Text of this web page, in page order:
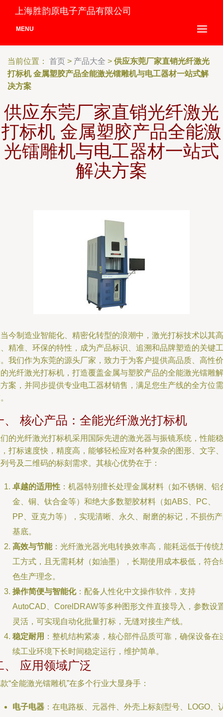
上海胜韵原电子产品有限公司
MENU
当前位置： 首页 > 产品大全 > 供应东莞厂家直销光纤激光
打标机 金属塑胶产品全能激光镭雕机与电工器材一站式解
决方案
供应东莞厂家直销光纤激光
打标机 金属塑胶产品全能激
光镭雕机与电工器材一站式
解决方案
今制造业智能化、精密化转型的浪潮中，激光打标技术以其高
精准、环保的特性，成为产品标识、追溯和品牌塑造的关键工
我们作为东莞的源头厂家，致力于为客户提供高品质、高性价
光纤激光打标机，打造覆盖金属与塑胶产品的全能激光镭雕解
案，并同步提供专业电工器材销售，满足您生产线的全方位需
、 核心产品：全能光纤激光打标机
的光纤激光打标机采用国际先进的激光器与振镜系统，性能稳
打标速度快，精度高，能够轻松应对各种复杂的图形、文字、
号及二维码的标刻需求。其核心优势在于：
卓越的适用性 ：机器特别擅长处理金属材料（如不锈钢、铝
金、铜、钛合金等）和绝大多数塑胶材料（如ABS、PC、
PP、亚克力等），实现清晰、永久、耐磨的标记，不损伤
基底。
高效与节能：光纤激光器光电转换效率高，能耗远低于传统
工方式，且无需耗材（如油墨），长期使用成本极低，符合
色生产理念。
操作简便与智能化：配备人性化中文操作软件，支持
AutoCAD、CorelDRAW等多种图形文件直接导入，参数设
灵活，可实现自动化批量打标，无缝对接生产线。
稳定耐用 ：整机结构紧凑，核心部件品质可靠，确保设备在
续工业环境下长时间稳定运行，维护简单。
、 应用领域广泛
“全能激光镭雕机”在多个行业大显身手：
电子电器 ：在电路板、元器件、外壳上标刻型号、LOGO、